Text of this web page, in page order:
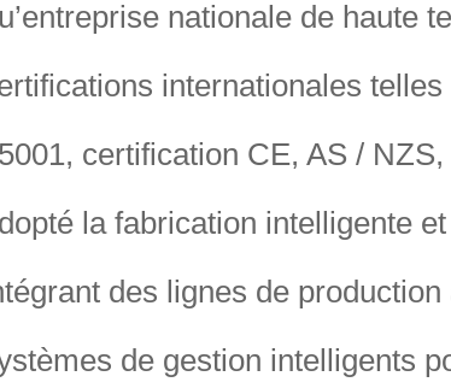
nationale de haute
internationales
certification CE, AS /
la fabrication intelligente
des lignes de
de gestion intelligents